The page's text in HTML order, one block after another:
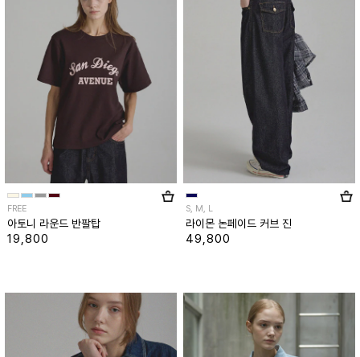
FREE
아토니 라운드 반팔탑
19,800
S, M, L
라이몬 논페이드 커브 진
49,800